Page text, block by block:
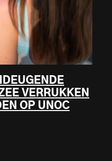
VERRUKKEN
OP UNOC